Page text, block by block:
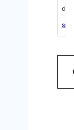
dell’
sul
dei